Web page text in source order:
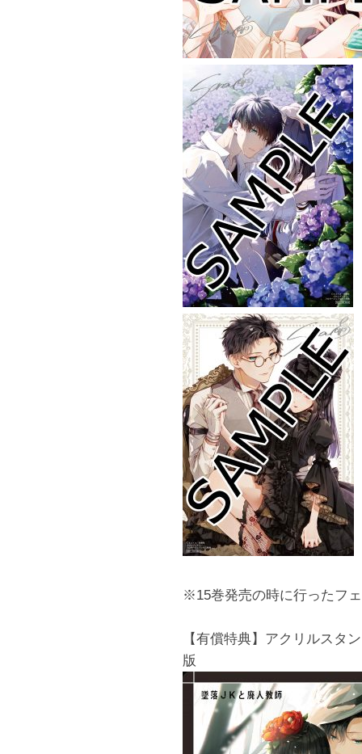
※15巻発売の時に行ったフ
【有償特典】アクリルスタ
版